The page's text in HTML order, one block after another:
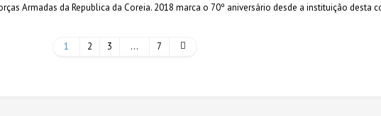
Armadas da Republica da Coreia. 2018 marca o 70º aniversário desde a instituição desta
1 2 3 … 7